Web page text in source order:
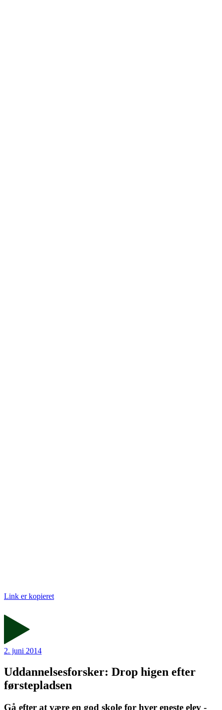
Link er kopieret
2. juni 2014
Uddannelsesforsker: Drop higen efter
førstepladsen
Gå efter at være en god skole for hver eneste elev -